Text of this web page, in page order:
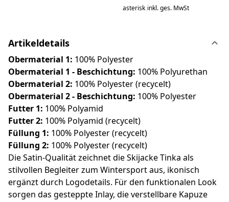
asterisk inkl. ges. MwSt
Artikeldetails
Obermaterial 1: 100% Polyester
Obermaterial 1 - Beschichtung: 100% Polyurethan
Obermaterial 2: 100% Polyester (recycelt)
Obermaterial 2 - Beschichtung: 100% Polyester
Futter 1: 100% Polyamid
Futter 2: 100% Polyamid (recycelt)
Füllung 1: 100% Polyester (recycelt)
Füllung 2: 100% Polyester (recycelt)
Die Satin-Qualität zeichnet die Skijacke Tinka als
stilvollen Begleiter zum Wintersport aus, ikonisch
ergänzt durch Logodetails. Für den funktionalen Look
sorgen das gesteppte Inlay, die verstellbare Kapuze